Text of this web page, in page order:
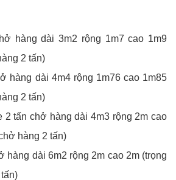
hàng dài 3m2 rộng 1m7 cao 1m9
2 tấn)
hàng dài 4m4 rộng 1m76 cao 1m85
2 tấn)
2 tấn chở hàng dài 4m3 rộng 2m cao
hàng 2 tấn)
hàng dài 6m2 rộng 2m cao 2m (trọng